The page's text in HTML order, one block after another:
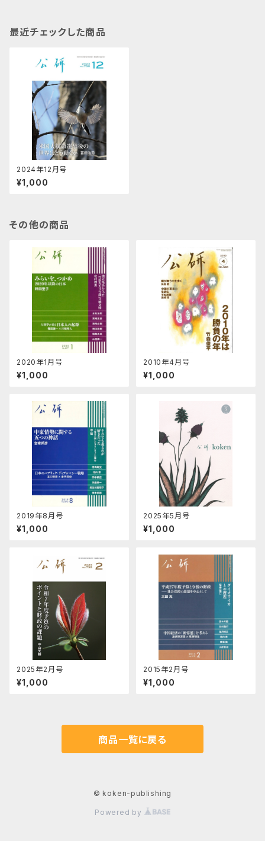
最近チェックした商品
2024年12月号
¥1,000
その他の商品
2020年1月号
¥1,000
2010年4月号
¥1,000
2019年8月号
¥1,000
2025年5月号
¥1,000
2025年2月号
¥1,000
2015年2月号
¥1,000
商品一覧に戻る
© koken-publishing
Powered by